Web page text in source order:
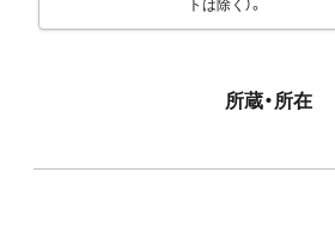
トは除く）。
所蔵・所在